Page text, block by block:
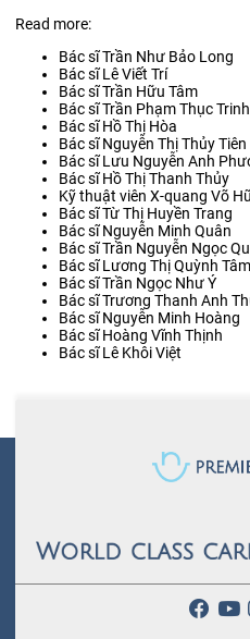
Read more:
Bác sĩ Trần Như Bảo Long
Bác sĩ Lê Viết Trí
Bác sĩ Trần Hữu Tâm
Bác sĩ Trần Phạm Thục Trinh
Bác sĩ Hồ Thị Hòa
Bác sĩ Nguyễn Thị Thủy Tiên
Bác sĩ Lưu Nguyễn Anh
Bác sĩ Hồ Thị Thanh Thủy
Kỹ thuật viên X-quang Võ
Bác sĩ Từ Thị Huyền Trang
Bác sĩ Nguyễn Minh Quân
Bác sĩ Trần Nguyễn Ngọc
Bác sĩ Lương Thị Quỳnh Tâm
Bác sĩ Trần Ngọc Như Ý
Bác sĩ Trương Thanh Anh
Bác sĩ Nguyễn Minh Hoàng
Bác sĩ Hoàng Vĩnh Thịnh
Bác sĩ Lê Khôi Việt